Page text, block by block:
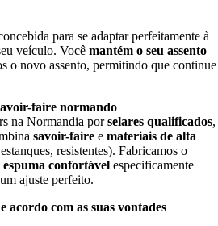
para se adaptar perfeitamente à
veículo. Você mantém o seu assento
o novo assento, permitindo que continue
faire normando
na Normandia porselares qualificados,
savoir-faire e materiais de alta
resistentes). Fabricamos o
espuma confortável especificamente
ajuste perfeito.
acordo com as suas vontades